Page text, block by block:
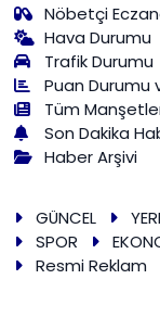
Nöbetçi
Hava Durumu
Trafik Durumu
Puan Durumu
Tüm
Son Dakika
Haber Arşivi
GÜNCEL
SPOR
Resmi Reklam